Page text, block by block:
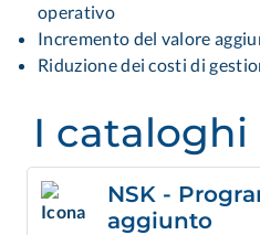
operativo
Incremento del valore
Riduzione dei costi di
I cataloghi
NSK -
aggiunto